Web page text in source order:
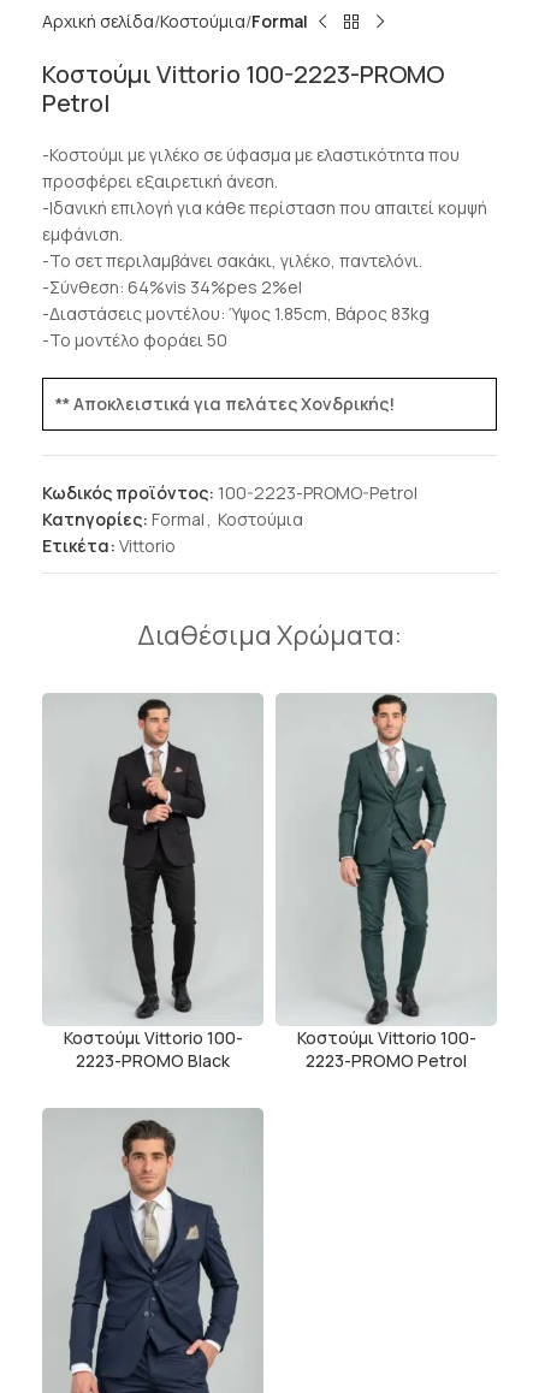
Αρχική σελίδα Κοστούμια Formal
Κοστούμι Vittorio 100-2223-PROMO
Petrol
-Κοστούμι με γιλέκο σε ύφασμα με ελαστικότητα που
προσφέρει εξαιρετική άνεση.
-Ιδανική επιλογή για κάθε περίσταση που απαιτεί κομψή
εμφάνιση.
-Το σετ περιλαμβάνει σακάκι, γιλέκο, παντελόνι.
-Σύνθεση: 64%vis 34%pes 2%el
-Διαστάσεις μοντέλου: Ύψος 1.85cm, Βάρος 83kg
-Το μοντέλο φοράει 50
** Αποκλειστικά για πελάτες Χονδρικής!
Κωδικός προϊόντος: 100-2223-PROMO-Petrol
Κατηγορίες: Formal , Κοστούμια
Ετικέτα: Vittorio
Διαθέσιμα Χρώματα:
Κοστούμι Vittorio 100-
2223-PROMO Black
Κοστούμι Vittorio 100-
2223-PROMO Petrol